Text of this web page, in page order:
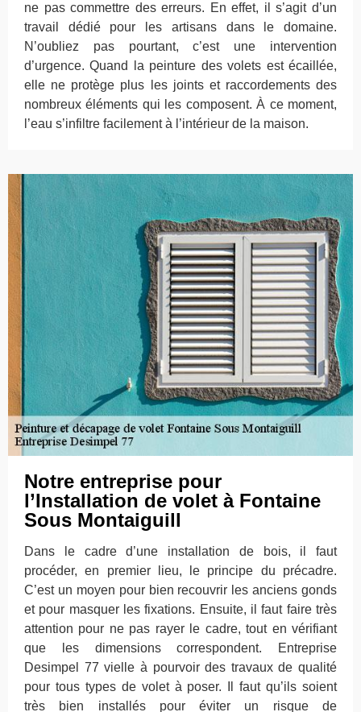
ne pas commettre des erreurs. En effet, il s’agit d’un
travail dédié pour les artisans dans le domaine.
N’oubliez pas pourtant, c’est une intervention
d’urgence. Quand la peinture des volets est écaillée,
elle ne protège plus les joints et raccordements des
nombreux éléments qui les composent. À ce moment,
l’eau s’infiltre facilement à l’intérieur de la maison.
Notre entreprise pour
l’Installation de volet à Fontaine
Sous Montaiguill
Dans le cadre d’une installation de bois, il faut
procéder, en premier lieu, le principe du précadre.
C’est un moyen pour bien recouvrir les anciens gonds
et pour masquer les fixations. Ensuite, il faut faire très
attention pour ne pas rayer le cadre, tout en vérifiant
que les dimensions correspondent. Entreprise
Desimpel 77 vielle à pourvoir des travaux de qualité
pour tous types de volet à poser. Il faut qu’ils soient
très bien installés pour éviter un risque de